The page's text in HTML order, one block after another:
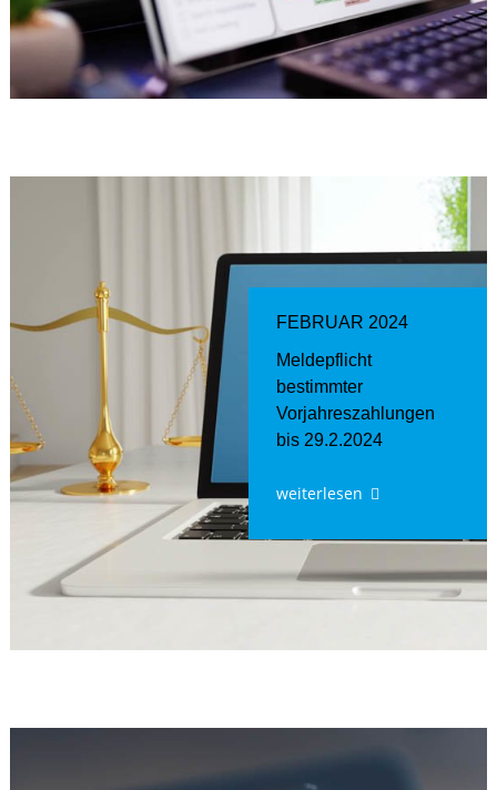
FEBRUAR 2024
Meldepflicht
bestimmter
Vorjahreszahlungen
bis 29.2.2024
weiterlesen